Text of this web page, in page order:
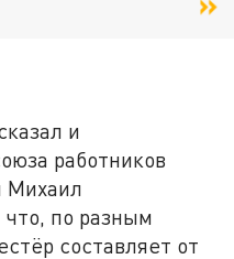
и
работников
Михаил
по разным
составляет от